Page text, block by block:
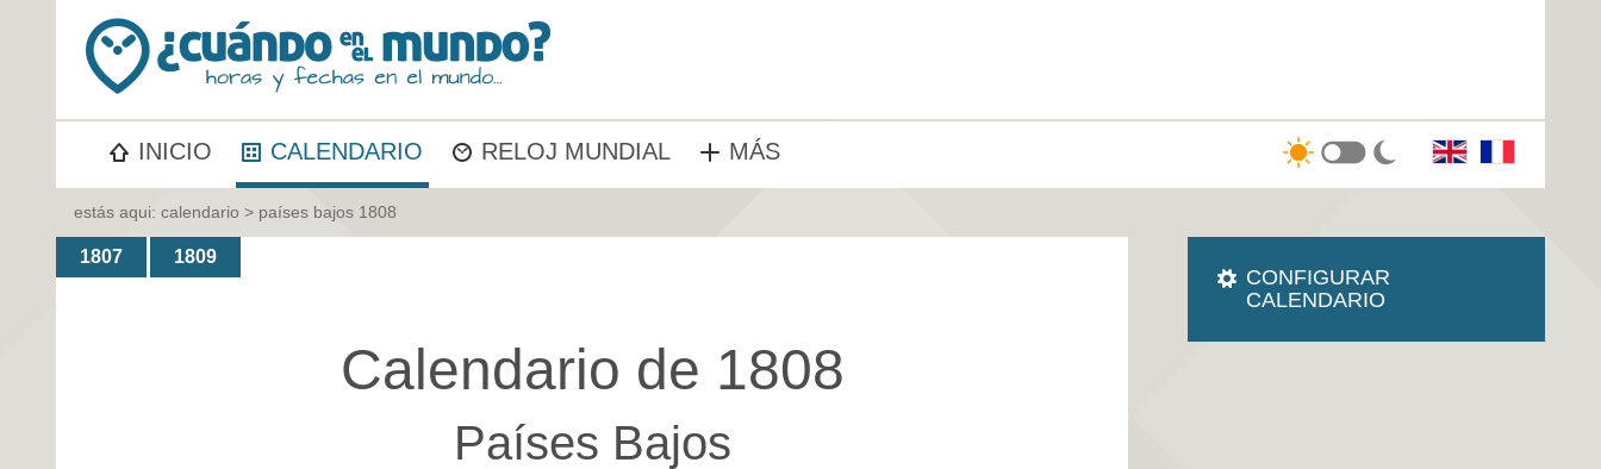
INICIO CALENDARIO RELOJ MUNDIAL MÁS
estás aqui: calendario > países bajos 1808
1807 1809
Calendario de 1808
Países Bajos
CONFIGURAR
CALENDARIO